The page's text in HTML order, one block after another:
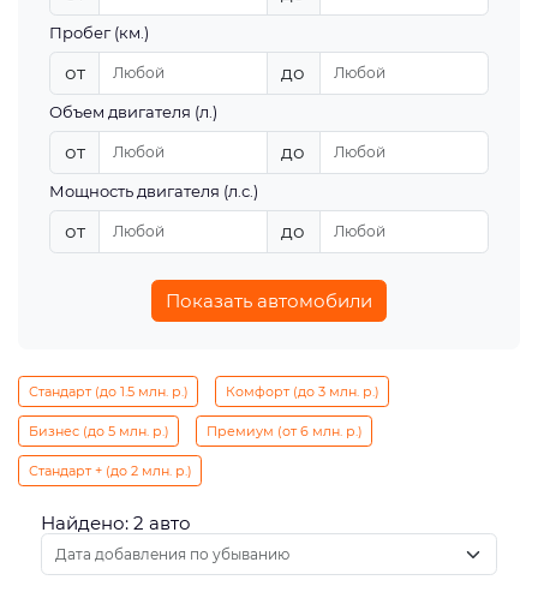
Пробег (км.)
от до
Объем двигателя (л.)
от до
Мощность двигателя (л.с.)
от до
Показать автомобили
Стандарт (до 1.5 млн. р.) Комфорт (до 3 млн. р.)
Бизнес (до 5 млн. р.) Премиум (от 6 млн. р.)
Стандарт + (до 2 млн. р.)
Найдено: 2 авто